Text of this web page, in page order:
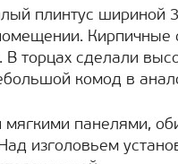
плинтус шириной
Кирпичные
В торцах сделали
комод в
панелями,
изголовьем